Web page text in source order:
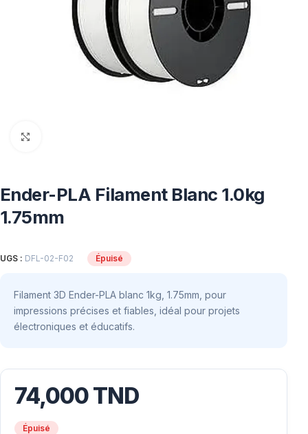
Ender-PLA Filament Blanc 1.0kg
1.75mm
UGS : DFL-02-F02 Épuisé
Filament 3D Ender-PLA blanc 1kg, 1.75mm, pour
impressions précises et fiables, idéal pour projets
électroniques et éducatifs.
74,000TND
Épuisé